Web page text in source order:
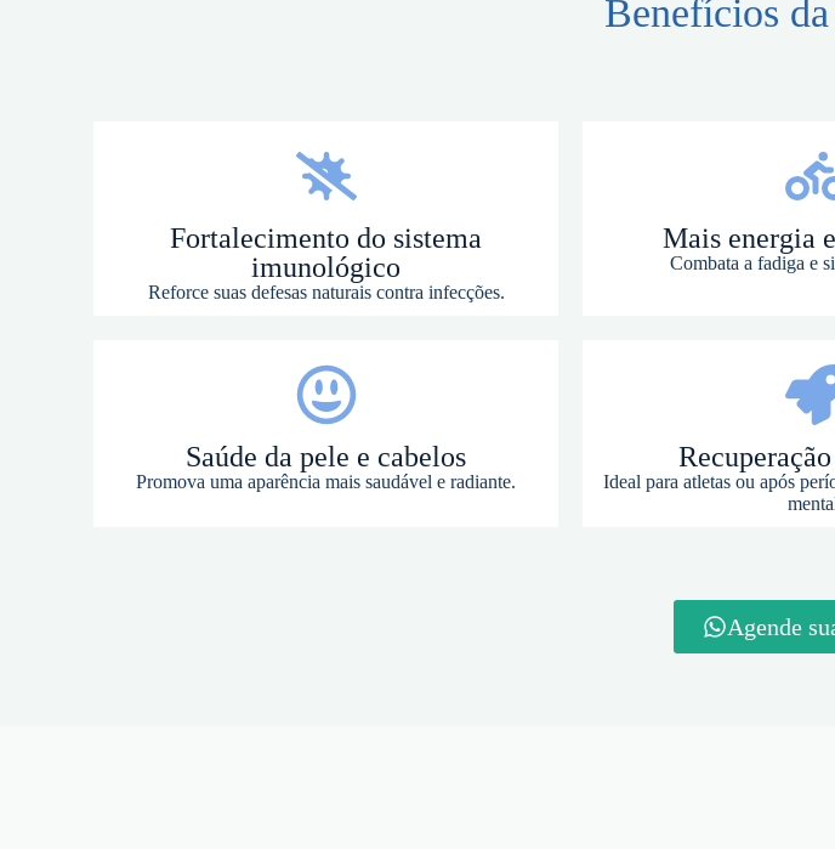
Benefícios
Fortalecimento do sistema
imunológico
Reforce suas defesas naturais contra infecções.
Mais energia
Combata a fadiga e
Saúde da pele e cabelos
Promova uma aparência mais saudável e radiante.
Ideal para atletas ou após
Agende